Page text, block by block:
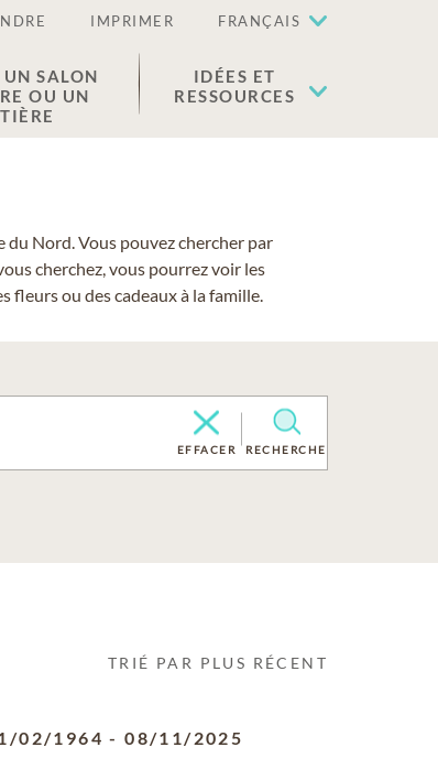
IMPRIMER FRANÇAIS
SALON
OU UN
IDÉES ET
RESSOURCES
du Nord. Vous pouvez chercher par
cherchez, vous pourrez voir les
fleurs ou des cadeaux à la famille.
EFFACER RECHERCHE
TRIÉ PAR PLUS RÉCENT
02/1964 -08/11/2025